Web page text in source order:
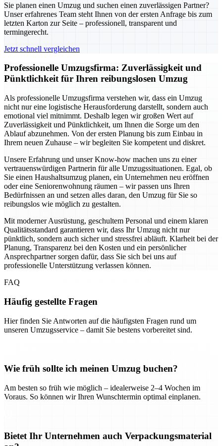
Sie planen einen Umzug und suchen einen zuverlässigen Partner?
Unser erfahrenes Team steht Ihnen von der ersten Anfrage bis zum
letzten Karton zur Seite – professionell, transparent und
termingerecht.
Jetzt schnell vergleichen
Professionelle Umzugsfirma: Zuverlässigkeit und
Pünktlichkeit für Ihren reibungslosen Umzug
Als professionelle Umzugsfirma verstehen wir, dass ein Umzug
nicht nur eine logistische Herausforderung darstellt, sondern auch
emotional viel mitnimmt. Deshalb legen wir großen Wert auf
Zuverlässigkeit und Pünktlichkeit, um Ihnen die Sorge um den
Ablauf abzunehmen. Von der ersten Planung bis zum Einbau in
Ihrem neuen Zuhause – wir begleiten Sie kompetent und diskret.
Unsere Erfahrung und unser Know-how machen uns zu einer
vertrauenswürdigen Partnerin für alle Umzugssituationen. Egal, ob
Sie einen Haushaltsumzug planen, ein Unternehmen neu eröffnen
oder eine Seniorenwohnung räumen – wir passen uns Ihren
Bedürfnissen an und setzen alles daran, den Umzug für Sie so
reibungslos wie möglich zu gestalten.
Mit moderner Ausrüstung, geschultem Personal und einem klaren
Qualitätsstandard garantieren wir, dass Ihr Umzug nicht nur
pünktlich, sondern auch sicher und stressfrei abläuft. Klarheit bei der
Planung, Transparenz bei den Kosten und ein persönlicher
Ansprechpartner sorgen dafür, dass Sie sich bei uns auf
professionelle Unterstützung verlassen können.
FAQ
Häufig gestellte Fragen
Hier finden Sie Antworten auf die häufigsten Fragen rund um
unseren Umzugsservice – damit Sie bestens vorbereitet sind.
Wie früh sollte ich meinen Umzug buchen?
Am besten so früh wie möglich – idealerweise 2–4 Wochen im
Voraus. So können wir Ihren Wunschtermin optimal einplanen.
Bietet Ihr Unternehmen auch Verpackungsmaterial